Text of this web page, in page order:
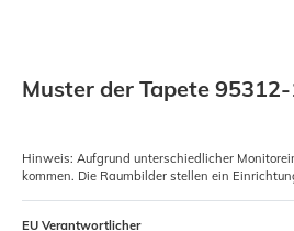
Muster der Tapete
Hinweis: Aufgrund unterschiedlicher
kommen. Die Raumbilder stellen ein
EU Verantwortlicher